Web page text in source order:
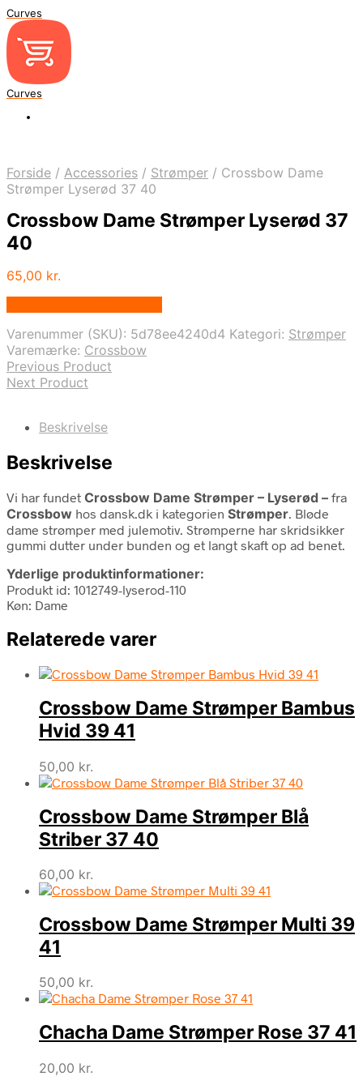
Curves
Curves
Forside / Accessories / Strømper / Crossbow Dame
Strømper Lyserød 37 40
Crossbow Dame Strømper Lyserød 37
40
65,00 kr.
Varenummer (SKU): 5d78ee4240d4 Kategori: Strømper
Varemærke: Crossbow
Previous Product
Next Product
Beskrivelse
Beskrivelse
Vi har fundet Crossbow Dame Strømper – Lyserød – fra
Crossbow hos dansk.dk i kategorien Strømper. Bløde
dame strømper med julemotiv. Strømperne har skridsikker
gummi dutter under bunden og et langt skaft op ad benet.
Yderlige produktinformationer:
Produkt id: 1012749-lyserod-110
Køn: Dame
Relaterede varer
Crossbow Dame Strømper Bambus
Hvid 39 41
50,00 kr.
Crossbow Dame Strømper Blå
Striber 37 40
60,00 kr.
Crossbow Dame Strømper Multi 39
41
50,00 kr.
Chacha Dame Strømper Rose 37 41
20,00 kr.